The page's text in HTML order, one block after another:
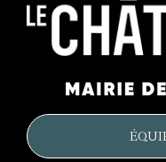
château
d'eau